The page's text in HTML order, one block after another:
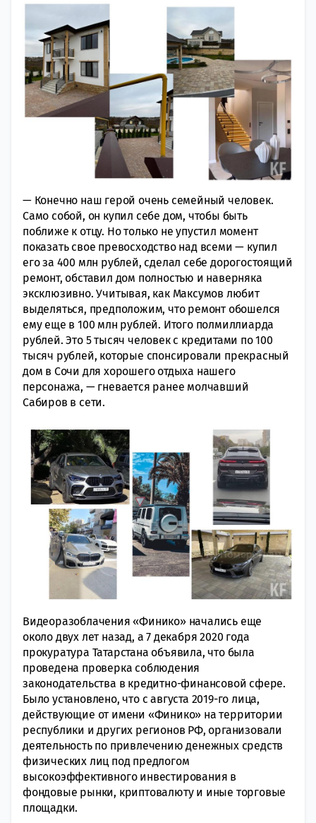
— Конечно наш герой очень семейный человек.
Само собой, он купил себе дом, чтобы быть
поближе к отцу. Но только не упустил момент
показать свое превосходство над всеми — купил
его за 400 млн рублей, сделал себе дорогостоящий
ремонт, обставил дом полностью и наверняка
эксклюзивно. Учитывая, как Максумов любит
выделяться, предположим, что ремонт обошелся
ему еще в 100 млн рублей. Итого полмиллиарда
рублей. Это 5 тысяч человек с кредитами по 100
тысяч рублей, которые спонсировали прекрасный
дом в Сочи для хорошего отдыха нашего
персонажа, — гневается ранее молчавший
Сабиров в сети.
Видеоразоблачения «Финико» начались еще
около двух лет назад, а 7 декабря 2020 года
прокуратура Татарстана объявила, что была
проведена проверка соблюдения
законодательства в кредитно-финансовой сфере.
Было установлено, что с августа 2019-го лица,
действующие от имени «Финико» на территории
республики и других регионов РФ, организовали
деятельность по привлечению денежных средств
физических лиц под предлогом
высокоэффективного инвестирования в
фондовые рынки, криптовалюту и иные торговые
площадки.